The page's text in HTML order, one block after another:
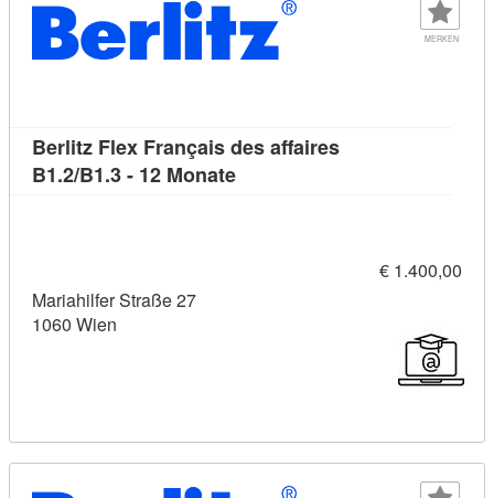
MERKEN
Berlitz Flex Français des affaires
B1.2/B1.3 - 12 MonateKursdetail: Berlitz Flex
€ 1.400,00
Mariahilfer Straße 27
1060 Wien